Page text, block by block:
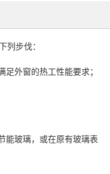
列步伐：
外窗的热工性能要求；
能玻璃，或在原有玻璃表